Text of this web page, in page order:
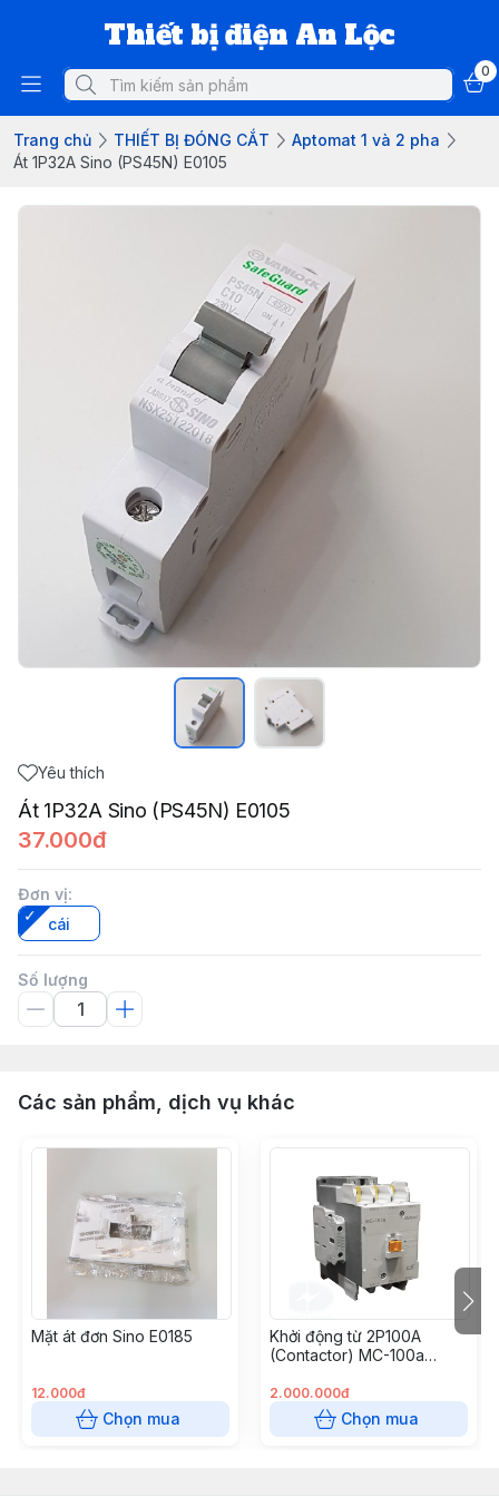
Thiết bị điện An Lộc
0
Trang chủ THIẾT BỊ ĐÓNG CẮT
Aptomat 1 và 2 pha
Át 1P32A Sino (PS45N) E0105
Yêu thích
Át 1P32A Sino (PS45N) E0105
37.000đ
Đơn vị:
cái
Số lượng
Các sản phẩm, dịch vụ khác
Mặt át đơn Sino E0185
12.000đ
Chọn mua
Khởi động từ 2P100A
(Contactor) MC-100a
2.000.000đ
Chọn mua